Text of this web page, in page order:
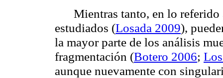
Mientras tanto, en lo
estudiados (Losada 2009),
la mayor parte de los análisis
fragmentación (Botero 2006;
aunque nuevamente con